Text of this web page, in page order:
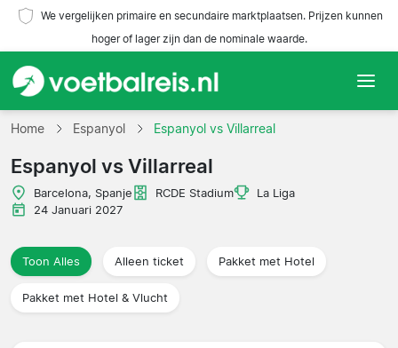
We vergelijken primaire en secundaire marktplaatsen. Prijzen kunnen
hoger of lager zijn dan de nominale waarde.
Home
Teams
Competities
Reisorganisaties
Home Espanyol Espanyol vs Villarreal
Espanyol vs Villarreal
Barcelona, Spanje RCDE Stadium
La Liga
24 Januari 2027
Toon Alles Alleen ticket Pakket met Hotel
Pakket met Hotel & Vlucht